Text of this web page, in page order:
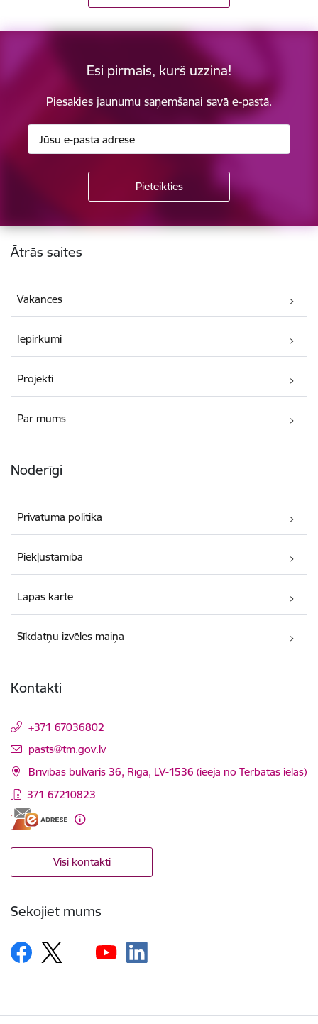
Esi pirmais, kurš uzzina!
Piesakies jaunumu saņemšanai savā e-pastā.
Kājene
Ātrās saites
Vakances
Iepirkumi
Projekti
Par mums
Noderīgi
Privātuma politika
Piekļūstamība
Lapas karte
Sīkdatņu izvēles maiņa
Kontakti
+371 67036802
E-pasts:
pasts@tm.gov.lv
Brīvības bulvāris 36, Rīga, LV-1536 (ieeja no Tērbatas ielas)
371 67210823
Visi kontakti
Sekojiet mums